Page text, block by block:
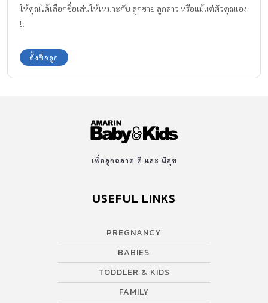
ให้คุณได้เลือกชื่อเล่นให้เหมาะกับ ลูกชาย ลูกสาว หรือแม้แต่ตัวคุณเอง
!!
ตั้งชื่อลูก
เพื่อลูกฉลาด ดี และ มีสุข
USEFUL LINKS
PREGNANCY
BABIES
TODDLER & KIDS
FAMILY